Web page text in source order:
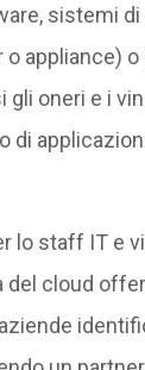
sistemi
appliance)
oneri e i
di
lo staff IT e
cloud